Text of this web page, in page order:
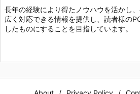
長年の経験により得たノウハウを活かし
広く対応できる情報を提供し、読者様の
したものにすることを目指しています。